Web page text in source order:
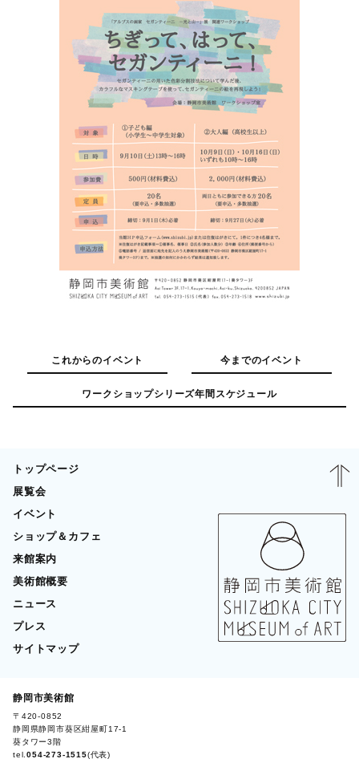
これからのイベント 今までのイベント
ワークショップシリーズ年間スケジュール
トップページ
展覧会
イベント
ショップ＆カフェ
来館案内
美術館概要
ニュース
プレス
サイトマップ
静岡市美術館
〒420-0852
静岡県静岡市葵区紺屋町17-1
葵タワー3階
tel.054-273-1515(代表)